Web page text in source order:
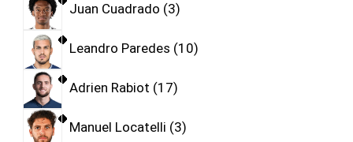
Juan Cuadrado 3
Leandro Paredes 10
Adrien Rabiot 17
Manuel Locatelli 3